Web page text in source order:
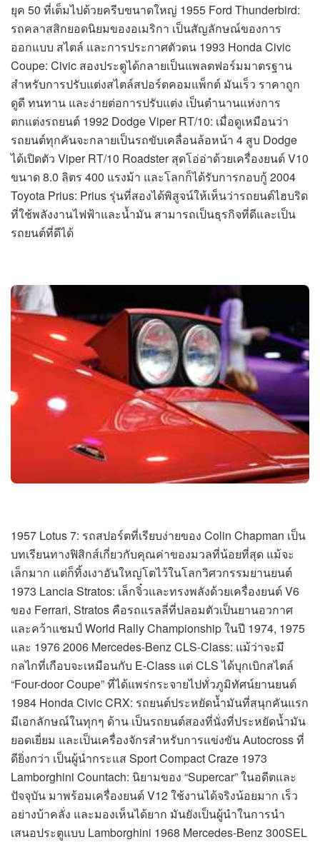
ยุค 50 ที่เต็มไปด้วยครีบขนาดใหญ่ 1955 Ford Thunderbird:
รถคลาสสิกยอดนิยมของอเมริกา เป็นสัญลักษณ์ของการ
ออกแบบ สไตล์ และการประกาศตัวตน 1993 Honda Civic
Coupe: Civic สองประตูได้กลายเป็นแพลตฟอร์มมาตรฐาน
สำหรับการปรับแต่งสไตล์สปอร์ตคอมแพ็กต์ มันเร็ว ราคาถูก
ดูดี ทนทาน และง่ายต่อการปรับแต่ง เป็นตำนานแห่งการ
ตกแต่งรถยนต์ 1992 Dodge Viper RT/10: เมื่อดูเหมือนว่า
รถยนต์ทุกคันจะกลายเป็นรถขับเคลื่อนล้อหน้า 4 สูบ Dodge
ได้เปิดตัว Viper RT/10 Roadster สุดโอ่อ่าด้วยเครื่องยนต์ V10
ขนาด 8.0 ลิตร 400 แรงม้า และโลกก็ได้รับการกอบกู้ 2004
Toyota Prius: Prius รุ่นที่สองได้พิสูจน์ให้เห็นว่ารถยนต์ไฮบริด
ที่ใช้พลังงานไฟฟ้าและน้ำมัน สามารถเป็นธุรกิจที่ดีและเป็น
รถยนต์ที่ดีได้
1957 Lotus 7: รถสปอร์ตที่เรียบง่ายของ Colin Chapman เป็น
บทเรียนทางฟิสิกส์เกี่ยวกับคุณค่าของมวลที่น้อยที่สุด แม้จะ
เล็กมาก แต่ก็ทิ้งเงาอันใหญ่โตไว้ในโลกวิศวกรรมยานยนต์
1973 Lancia Stratos: เล็กจิ๋วและทรงพลังด้วยเครื่องยนต์ V6
ของ Ferrari, Stratos คือรถแรลลี่ที่ปลอมตัวเป็นยานอวกาศ
และคว้าแชมป์ World Rally Championship ในปี 1974, 1975
และ 1976 2006 Mercedes-Benz CLS-Class: แม้ว่าจะมี
กลไกที่เกือบจะเหมือนกับ E-Class แต่ CLS ได้บุกเบิกสไตล์
“Four-door Coupe” ที่ได้แพร่กระจายไปทั่วภูมิทัศน์ยานยนต์
1984 Honda Civic CRX: รถยนต์ประหยัดน้ำมันที่สนุกคันแรก
มีเอกลักษณ์ในทุกๆ ด้าน เป็นรถยนต์สองที่นั่งที่ประหยัดน้ำมัน
ยอดเยี่ยม และเป็นเครื่องจักรสำหรับการแข่งขัน Autocross ที่
ดียิ่งกว่า เป็นผู้นำกระแส Sport Compact Craze 1973
Lamborghini Countach: นิยามของ “Supercar” ในอดีตและ
ปัจจุบัน มาพร้อมเครื่องยนต์ V12 ใช้งานได้จริงน้อยมาก เร็ว
อย่างบ้าคลั่ง และมองเห็นได้ยาก มันยังเป็นผู้นำในการนำ
เสนอประตูแบบ Lamborghini 1968 Mercedes-Benz 300SEL